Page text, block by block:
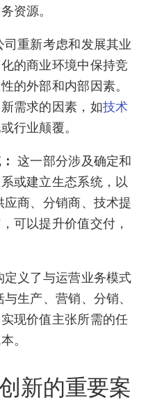
资源。
司重新考虑和发展其业
的商业环境中保持竞
的外部和内部因素。
需求的因素，如技术
行业颠覆。
：这一部分涉及确定和
或建立生态系统，以
商、分销商、技术提
可以提升价值交付，
定义了与运营业务模式
生产、营销、分销、
现价值主张所需的任
。
新的重要案